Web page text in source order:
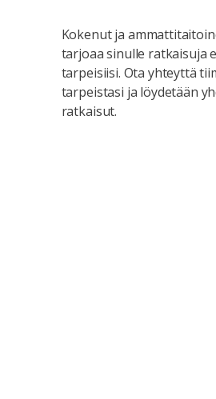
Kokenut ja
tarjoaa sinulle ratkaisuja
tarpeisiisi. Ota yhteyttä
tarpeistasi ja löydetään
ratkaisut.